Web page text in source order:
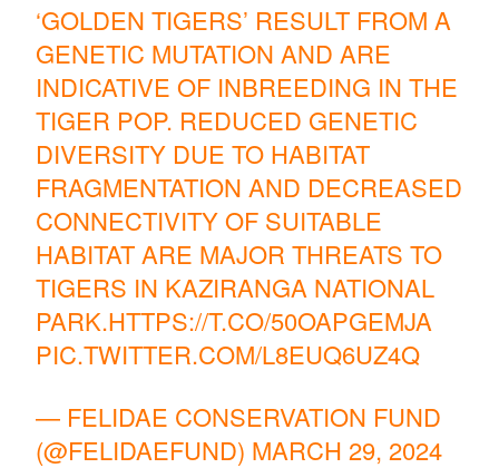
‘GOLDEN TIGERS’ RESULT FROM A
GENETIC MUTATION AND ARE
INDICATIVE OF INBREEDING IN THE
TIGER POP. REDUCED GENETIC
DIVERSITY DUE TO HABITAT
FRAGMENTATION AND DECREASED
CONNECTIVITY OF SUITABLE
HABITAT ARE MAJOR THREATS TO
TIGERS IN KAZIRANGA NATIONAL
PARK.HTTPS://T.CO/50OAPGEMJA
PIC.TWITTER.COM/L8EUQ6UZ4Q
— FELIDAE CONSERVATION FUND
(@FELIDAEFUND) MARCH 29, 2024